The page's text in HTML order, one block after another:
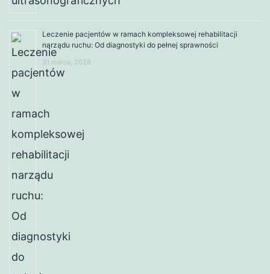
Leczenie pacjentów w ramach kompleksowej rehabilitacji
narządu ruchu: Od diagnostyki do pełnej sprawności
31 marca, 2026